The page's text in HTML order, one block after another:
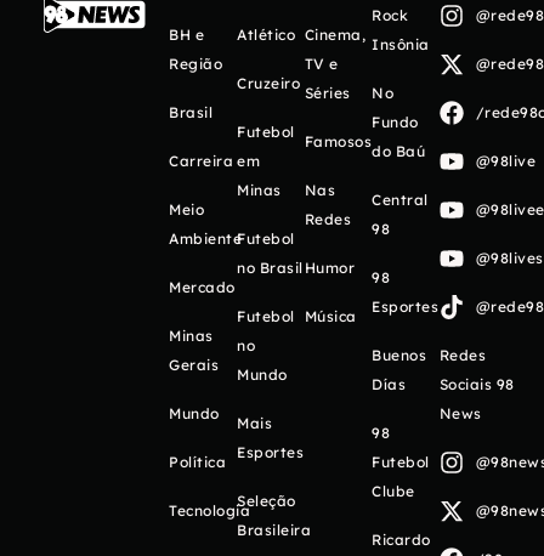
BH e
Região
Brasil
Carreira
Meio
Ambiente
Mercado
Minas
Gerais
Mundo
Política
Tecnologia
Atlético
Cruzeiro
Futebol
em
Minas
Futebol
no Brasil
Futebol
no
Mundo
Mais
Esportes
Seleção
Brasileira
Cinema,
TV e
Séries
Famosos
Nas
Redes
Humor
Música
Rock
Insônia
No
Fundo
do Baú
Central
98
98
Esportes
Buenos
Días
98
Futebol
Clube
Ricardo
/
@98live
Redes
Sociais 98
News